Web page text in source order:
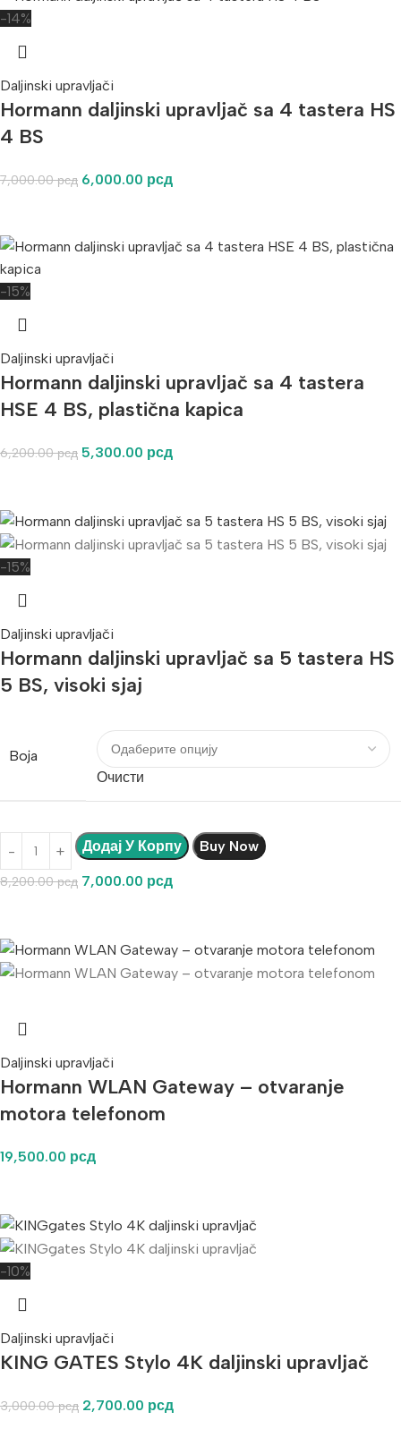
-14%
Daljinski upravljači
Hormann daljinski upravljač sa 4 tastera HS
4 BS
7,000.00рсд 6,000.00 рсд
-15%
Daljinski upravljači
Hormann daljinski upravljač sa 4 tastera
HSE 4 BS, plastična kapica
6,200.00рсд 5,300.00 рсд
-15%
Daljinski upravljači
Hormann daljinski upravljač sa 5 tastera HS
5 BS, visoki sjaj
Boja
Очисти
Додај У Корпу Buy Now
8,200.00рсд 7,000.00 рсд
Daljinski upravljači
Hormann WLAN Gateway – otvaranje
motora telefonom
19,500.00 рсд
-10%
Daljinski upravljači
KING GATES Stylo 4K daljinski upravljač
3,000.00рсд 2,700.00 рсд